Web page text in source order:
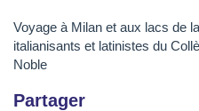
Voyage à Milan et aux lacs de
italianisants et latinistes du
Noble
Partager